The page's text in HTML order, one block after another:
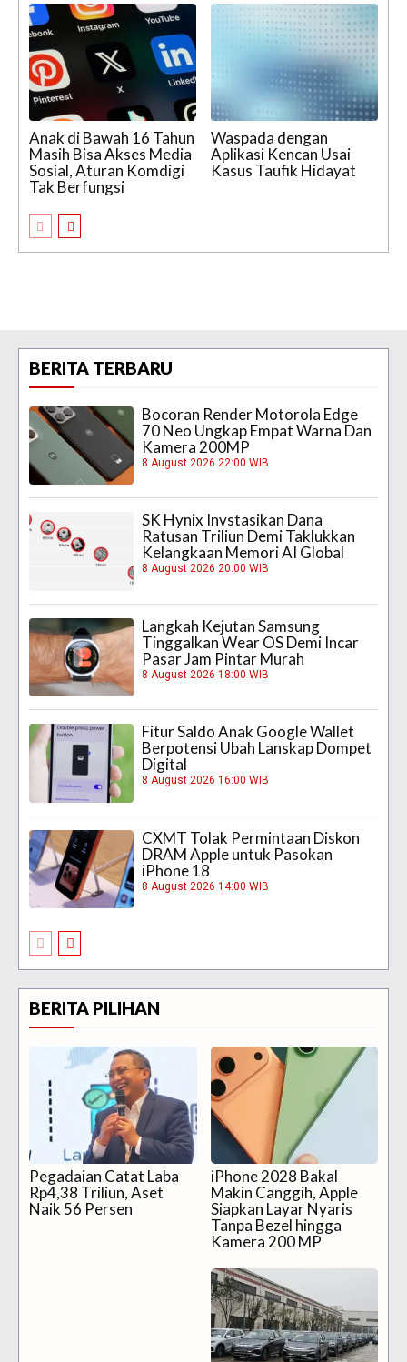
Anak di Bawah 16 Tahun
Masih Bisa Akses Media
Sosial, Aturan Komdigi
Tak Berfungsi
Waspada dengan
Aplikasi Kencan Usai
Kasus Taufik Hidayat
BERITA TERBARU
Bocoran Render Motorola Edge
70 Neo Ungkap Empat Warna Dan
Kamera 200MP
8 August 2026 22:00 WIB
SK Hynix Invstasikan Dana
Ratusan Triliun Demi Taklukkan
Kelangkaan Memori AI Global
8 August 2026 20:00 WIB
Langkah Kejutan Samsung
Tinggalkan Wear OS Demi Incar
Pasar Jam Pintar Murah
8 August 2026 18:00 WIB
Fitur Saldo Anak Google Wallet
Berpotensi Ubah Lanskap Dompet
Digital
8 August 2026 16:00 WIB
CXMT Tolak Permintaan Diskon
DRAM Apple untuk Pasokan
iPhone 18
8 August 2026 14:00 WIB
BERITA PILIHAN
Pegadaian Catat Laba
Rp4,38 Triliun, Aset
Naik 56 Persen
iPhone 2028 Bakal
Makin Canggih, Apple
Siapkan Layar Nyaris
Tanpa Bezel hingga
Kamera 200 MP